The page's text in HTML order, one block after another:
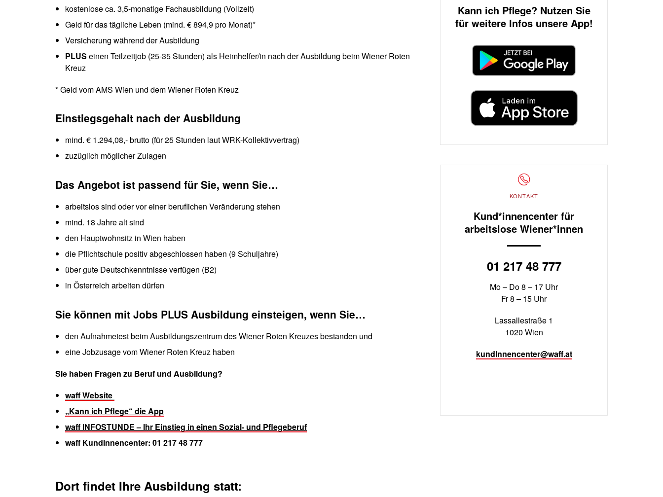
kostenlose ca. 3,5-monatige Fachausbildung (Vollzeit)
Geld für das tägliche Leben (mind. € 894,9 pro Monat)*
Versicherung während der Ausbildung
PLUS einen Teilzeitjob (25-35 Stunden) als Heimhelfer/in nach der Ausbildung beim Wiener Roten
Kreuz
* Geld vom AMS Wien und dem Wiener Roten Kreuz
Einstiegsgehalt nach der Ausbildung
mind. € 1.294,08,- brutto (für 25 Stunden laut WRK-Kollektivvertrag)
zuzüglich möglicher Zulagen
Das Angebot ist passend für Sie, wenn Sie…
arbeitslos sind oder vor einer beruflichen Veränderung stehen
mind. 18 Jahre alt sind
den Hauptwohnsitz in Wien haben
die Pflichtschule positiv abgeschlossen haben (9 Schuljahre)
über gute Deutschkenntnisse verfügen (B2)
in Österreich arbeiten dürfen
Sie können mit Jobs PLUS Ausbildung einsteigen, wenn Sie…
den Aufnahmetest beim Ausbildungszentrum des Wiener Roten Kreuzes bestanden und
eine Jobzusage vom Wiener Roten Kreuz haben
Sie haben Fragen zu Beruf und Ausbildung?
waff Website
„Kann ich Pflege“ die App
waff INFOSTUNDE – Ihr Einstieg in einen Sozial- und Pflegeberuf
waff KundInnen­center: 01 217 48 777
Dort findet Ihre Ausbildung statt:
Kann ich Pflege? Nutzen Sie
für weitere Infos unsere App!
KONTAKT
Kund*innencenter für
arbeitslose Wiener*innen
01 217 48 777
Mo – Do 8 – 17 Uhr
Fr 8 – 15 Uhr
Lassallestraße 1
1020 Wien
kundInnencenter@waff.at